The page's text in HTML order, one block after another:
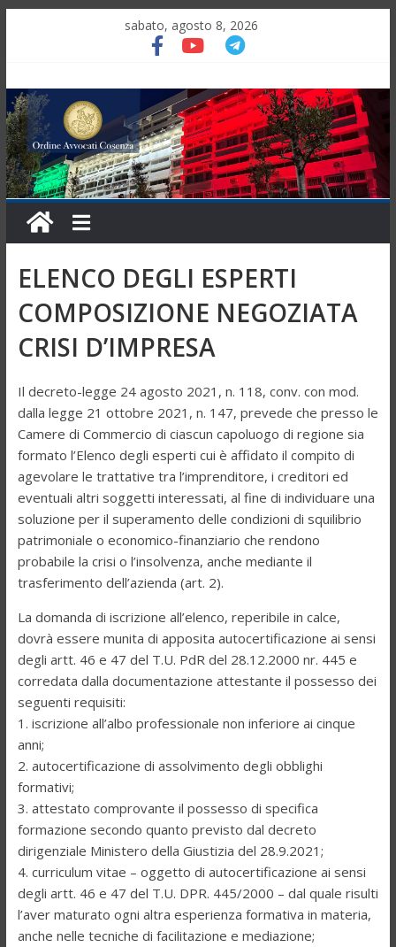
sabato, agosto 8, 2026
ELENCO DEGLI ESPERTI
COMPOSIZIONE NEGOZIATA
CRISI D’IMPRESA
Il decreto-legge 24 agosto 2021, n. 118, conv. con mod.
dalla legge 21 ottobre 2021, n. 147, prevede che presso le
Camere di Commercio di ciascun capoluogo di regione sia
formato l’Elenco degli esperti cui è affidato il compito di
agevolare le trattative tra l’imprenditore, i creditori ed
eventuali altri soggetti interessati, al fine di individuare una
soluzione per il superamento delle condizioni di squilibrio
patrimoniale o economico-finanziario che rendono
probabile la crisi o l’insolvenza, anche mediante il
trasferimento dell’azienda (art. 2).
La domanda di iscrizione all’elenco, reperibile in calce,
dovrà essere munita di apposita autocertificazione ai sensi
degli artt. 46 e 47 del T.U. PdR del 28.12.2000 nr. 445 e
corredata dalla documentazione attestante il possesso dei
seguenti requisiti:
1. iscrizione all’albo professionale non inferiore ai cinque
anni;
2. autocertificazione di assolvimento degli obblighi
formativi;
3. attestato comprovante il possesso di specifica
formazione secondo quanto previsto dal decreto
dirigenziale Ministero della Giustizia del 28.9.2021;
4. curriculum vitae – oggetto di autocertificazione ai sensi
degli artt. 46 e 47 del T.U. DPR. 445/2000 – dal quale risulti
l’aver maturato ogni altra esperienza formativa in materia,
anche nelle tecniche di facilitazione e mediazione;